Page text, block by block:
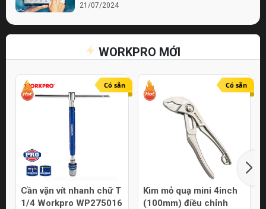
21/07/2024
Bí quyết chọn lựa cửa hàng điện nước chất
lượng
21/07/2024
Online
21/07/2024
WORKPRO MỚI
Có sẵn
Cần vặn vít nhanh chữ T
1/4 Workpro WP275016
Có sẵn
Kìm mỏ quạ mini 4inch
(100mm) điều chỉnh